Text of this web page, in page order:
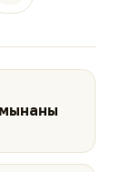
мынаны